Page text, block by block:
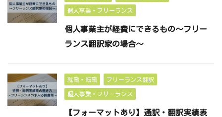
個人事業・フリーランス
個人事業主が経費にできるもの～フリー
ランス翻訳家の場合～
就職・転職 フリーランス翻訳
個人事業・フリーランス
【フォーマットあり】通訳・翻訳実績表